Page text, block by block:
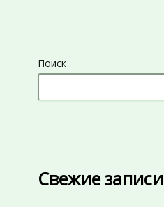
Поиск
Свежие записи